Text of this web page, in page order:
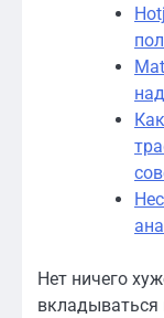
Нет ничего
вкладываться